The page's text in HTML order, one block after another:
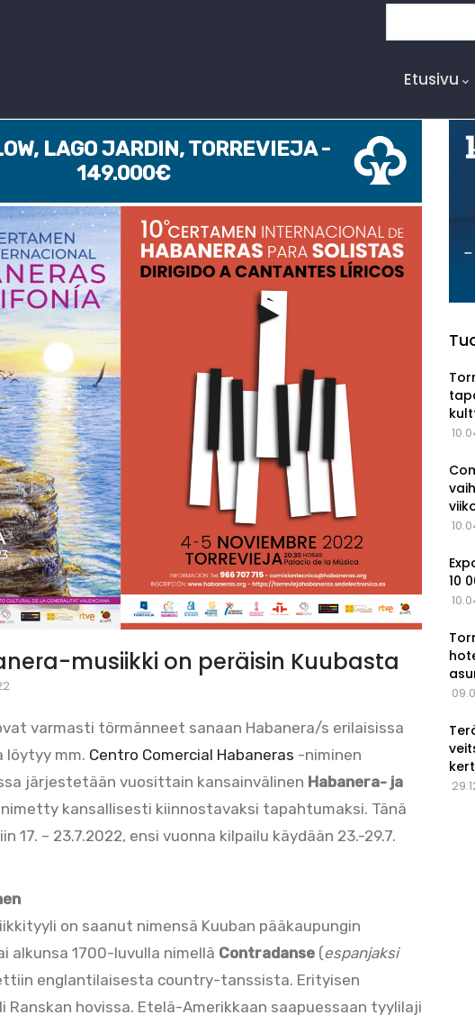
Navigation
Etusivu
LAGO JARDIN, TORREVIEJA -
149.000€
musiikki on peräisin Kuubasta
varmasti törmänneet sanaan Habanera/s erilaisissa
löytyy mm. Centro Comercial Habaneras -niminen
järjestetään vuosittain kansainvälinen Habanera- ja
nimetty kansallisesti kiinnostavaksi tapahtumaksi. Tänä
17. – 23.7.2022, ensi vuonna kilpailu käydään 23.-29.7.
on saanut nimensä Kuuban pääkaupungin
alkunsa 1700-luvulla nimellä Contradanse (espanjaksi
englantilaisesta country-tanssista. Erityisen
Ranskan hovissa. Etelä-Amerikkaan saapuessaan tyylilaji
10